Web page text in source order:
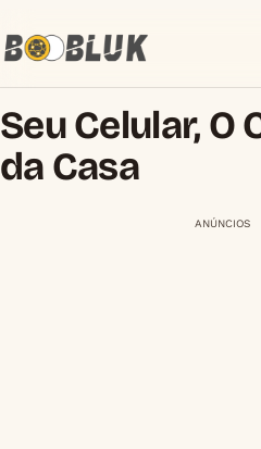
Seu Celular, O
da Casa
ANÚNCIOS